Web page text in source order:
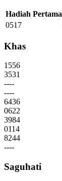
Hadiah Pertama
0517
Khas
1556
3531
----
----
6436
0622
3984
0114
8244
----
Saguhati